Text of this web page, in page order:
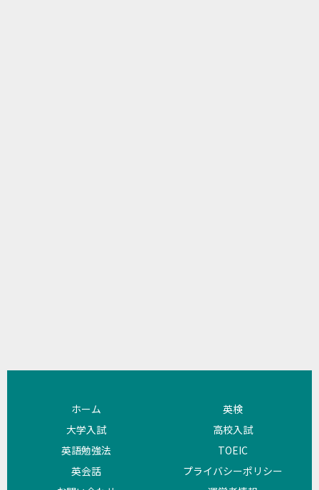
ホーム
英検
大学入試
高校入試
英語勉強法
TOEIC
英会話
プライバシーポリシー